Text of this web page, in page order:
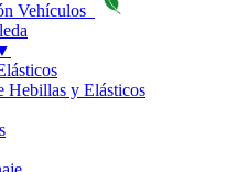
Vehículos
Hebillas y Elásticos